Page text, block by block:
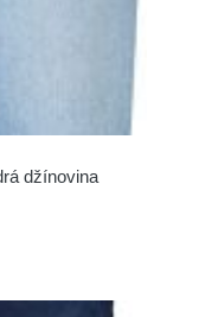
džínovina